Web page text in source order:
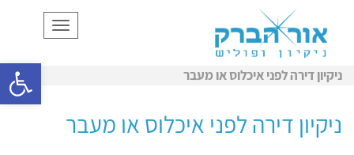
תפריט
ניקיון דירה לפני איכלוס או מעבר
ניקיון דירה לפני איכלוס או מעבר
פתח